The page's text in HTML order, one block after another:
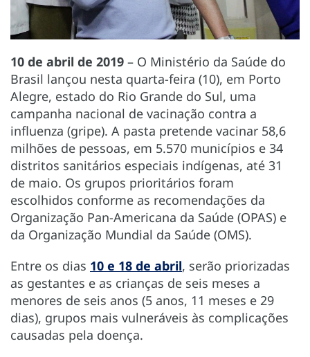
10 de abril de 2019 – O Ministério da Saúde do
Brasil lançou nesta quarta-feira (10), em Porto
Alegre, estado do Rio Grande do Sul, uma
campanha nacional de vacinação contra a
influenza (gripe). A pasta pretende vacinar 58,6
milhões de pessoas, em 5.570 municípios e 34
distritos sanitários especiais indígenas, até 31
de maio. Os grupos prioritários foram
escolhidos conforme as recomendações da
Organização Pan-Americana da Saúde (OPAS) e
da Organização Mundial da Saúde (OMS).
Entre os dias 10 e 18 de abril, serão priorizadas
as gestantes e as crianças de seis meses a
menores de seis anos (5 anos, 11 meses e 29
dias), grupos mais vulneráveis às complicações
causadas pela doença.